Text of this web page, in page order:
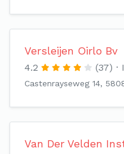
Versleijen Oirlo Bv
4.2 (37)
Castenrayseweg 14,
Van Der Velden